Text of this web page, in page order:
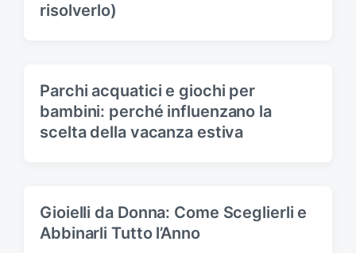
risolverlo)
Parchi acquatici e giochi per
bambini: perché influenzano la
scelta della vacanza estiva
Gioielli da Donna: Come Sceglierli e
Abbinarli Tutto l’Anno